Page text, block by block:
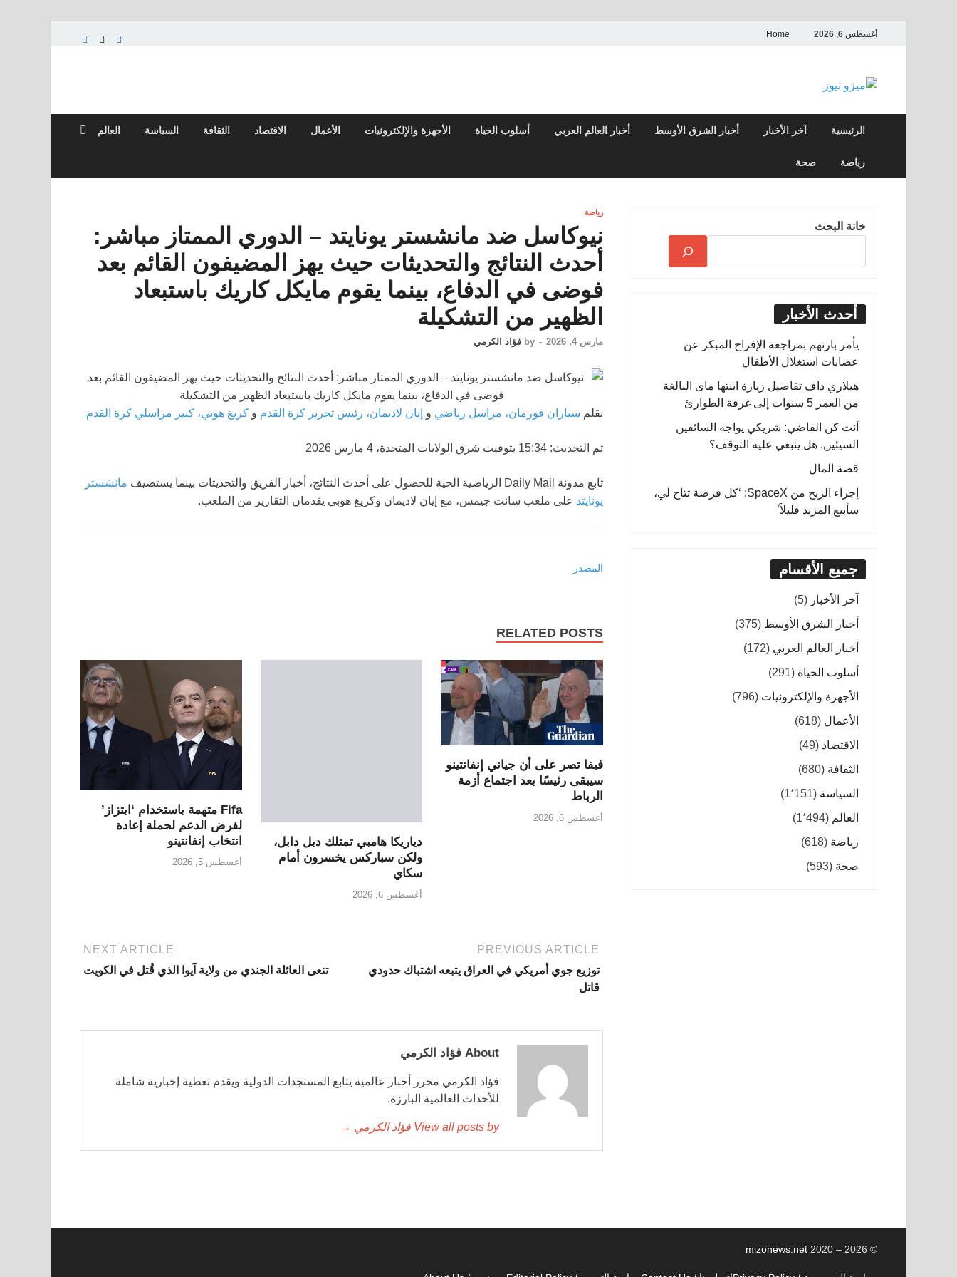
أغسطس 6, 2026 Home
ميزو نيوز
الرئيسية آخر الأخبار أخبار الشرق الأوسط أخبار العالم العربي أسلوب الحياة الأجهزة والإلكترونيات الأعمال الاقتصاد الثقافة السياسة العالم
رياضة صحة
رياضة
نيوكاسل ضد مانشستر يونايتد – الدوري الممتاز مباشر:
أحدث النتائج والتحديثات حيث يهز المضيفون القائم بعد
فوضى في الدفاع، بينما يقوم مايكل كاريك باستبعاد
الظهير من التشكيلة
مارس 4, 2026 -
by فؤاد الكرمي
بقلم سياران فورمان، مراسل رياضي و إيان لاديمان، رئيس تحرير كرة القدم و كريغ هوبي، كبير مراسلي كرة القدم
تم التحديث: 15:34 بتوقيت شرق الولايات المتحدة، 4 مارس 2026
تابع مدونة Daily Mail الرياضية الحية للحصول على أحدث النتائج، أخبار الفريق والتحديثات بينما يستضيف
مانشستر
يونايتد على ملعب سانت جيمس، مع إيان لاديمان وكريغ هوبي يقدمان التقارير من الملعب.
المصدر
RELATED POSTS
فيفا تصر على أن جياني إنفانتينو
سيبقى رئيسًا بعد اجتماع أزمة
الرباط
أغسطس 6, 2026
دياريكا هامبي تمتلك دبل دابل،
ولكن سباركس يخسرون أمام
سكاي
أغسطس 6, 2026
Fifa متهمة باستخدام ‘ابتزاز’
لفرض الدعم لحملة إعادة
انتخاب إنفانتينو
أغسطس 5, 2026
PREVIOUS ARTICLE
توزيع جوي أمريكي في العراق يتبعه اشتباك حدودي
قاتل
NEXT ARTICLE
تنعى العائلة الجندي من ولاية آيوا الذي قُتل في الكويت
About فؤاد الكرمي
فؤاد الكرمي محرر أخبار عالمية يتابع المستجدات الدولية ويقدم تغطية إخبارية شاملة
للأحداث العالمية البارزة.
View all posts by فؤاد الكرمي →
خانة البحث
أحدث الأخبار
يأمر بارنهم بمراجعة الإفراج المبكر عن
عصابات استغلال الأطفال
هيلاري داف تفاصيل زيارة ابنتها ماى البالغة
من العمر 5 سنوات إلى غرفة الطوارئ
أنت كن القاضي: شريكي يواجه السائقين
السيئين. هل ينبغي عليه التوقف؟
قصة المال
إجراء الربح من SpaceX: ‘كل فرصة تتاح لي،
سأبيع المزيد قليلاً’
جميع الأقسام
آخر الأخبار (5)
أخبار الشرق الأوسط (375)
أخبار العالم العربي (172)
أسلوب الحياة (291)
الأجهزة والإلكترونيات (796)
الأعمال (618)
الاقتصاد (49)
الثقافة (680)
السياسة (1٬151)
العالم (1٬494)
رياضة (618)
صحة (593)
©
mizonews.net 2020 – 2026